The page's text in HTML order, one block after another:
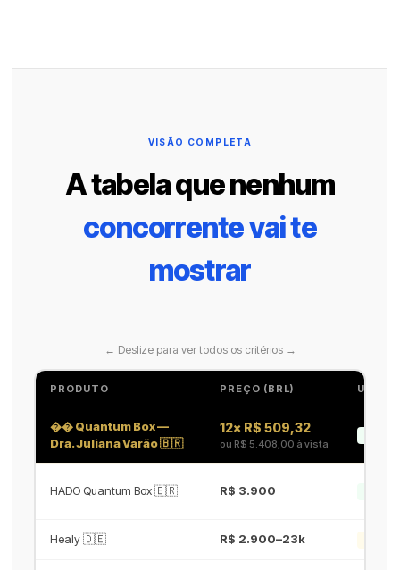
VISÃO COMPLETA
A tabela que nenhum
concorrente vai te
mostrar
← Deslize para ver todos os critérios →
PRODUTO PREÇO (BRL)
�� Quantum Box —
Dra. Juliana Varão 🇧🇷
12× R$ 509,32
ou R$ 5.408,00 à vista
HADO Quantum Box 🇧🇷 R$ 3.900
Healy 🇩🇪 R$ 2.900–23k